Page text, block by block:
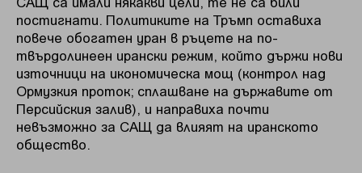
постигнати. Политиките на Тръмп оставиха
повече обогатен уран в ръцете на по-
твърдолинеен ирански режим, който държи нови
източници на икономическа мощ (контрол над
Ормузкия проток; сплашване на държавите от
Персийския залив), и направиха почти
невъзможно за САЩ да влияят на иранското
общество.